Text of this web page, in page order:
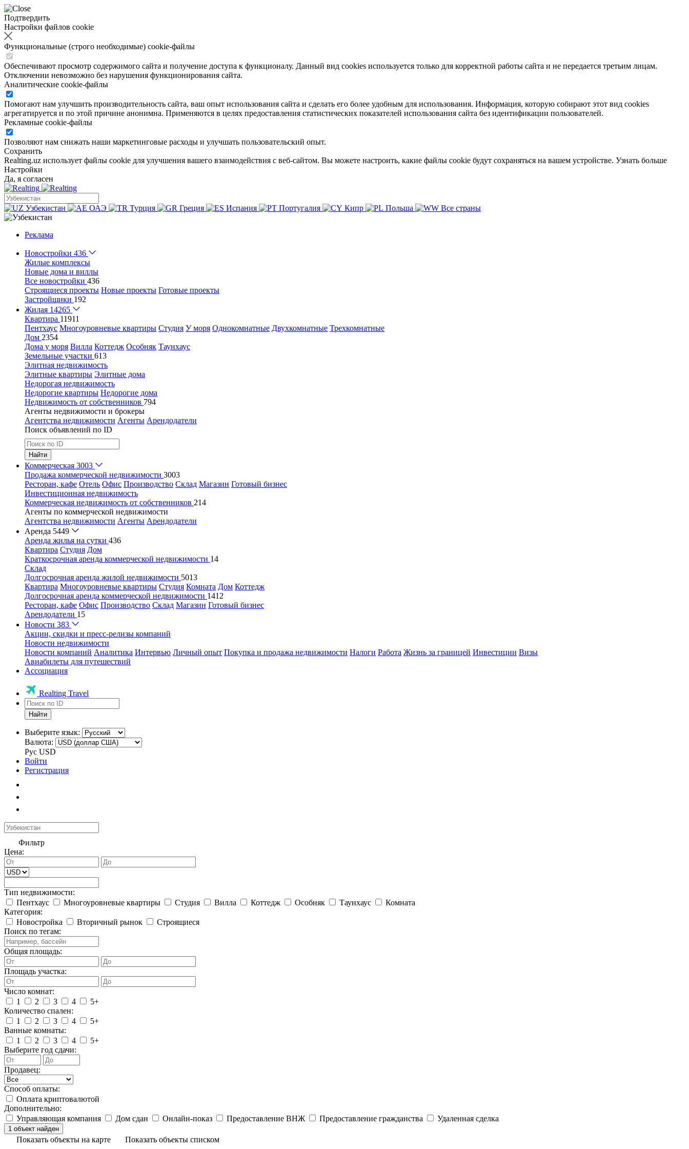
Подтвердить
Настройки файлов cookie
Функциональные (строго необходимые) cookie-файлы
Обеспечивают просмотр содержимого сайта и получение доступа к функционалу. Данный вид cookies используется только для корректной работы сайта и не передается третьим лицам.
Отключении невозможно без нарушения функционирования сайта.
Аналитические cookie-файлы
Помогают нам улучшить производительность сайта, ваш опыт использования сайта и сделать его более удобным для использования. Информация, которую собирают этот вид cookies
агрегатируется и по этой причине анонимна. Применяются в целях предоставления статистических показателей использования сайта без идентификации пользователей.
Рекламные cookie-файлы
Позволяют нам снижать наши маркетинговые расходы и улучшать пользовательский опыт.
Сохранить
Realting.uz использует файлы cookie для улучшения вашего взаимодействия с веб-сайтом. Вы можете настроить, какие файлы cookie будут сохраняться на вашем устройстве. Узнать больше
Настройки
Да, я согласен
Узбекистан ОАЭ Турция Греция Испания Португалия Кипр Польша Все страны
Реклама
Новостройки 436
Жилые комплексы
Новые дома и виллы
Все новостройки 436
Строящиеся проекты Новые проекты Готовые проекты
Застройщики 192
Жилая 14265
Квартира 11911
Пентхаус Многоуровневые квартиры Студия У моря Однокомнатные Двухкомнатные Трехкомнатные
Дом 2354
Дома у моря Вилла Коттедж Особняк Таунхаус
Земельные участки 613
Элитная недвижимость
Элитные квартиры Элитные дома
Недорогая недвижимость
Недорогие квартиры Недорогие дома
Недвижимость от собственников 794
Агенты недвижимости и брокеры
Агентства недвижимости Агенты Арендодатели
Поиск объявлений по ID
Найти
Коммерческая 3003
Продажа коммерческой недвижимости 3003
Ресторан, кафе Отель Офис Производство Склад Магазин Готовый бизнес
Инвестиционная недвижимость
Коммерческая недвижимость от собственников 214
Агенты по коммерческой недвижимости
Агентства недвижимости Агенты Арендодатели
Аренда 5449
Аренда жилья на сутки 436
Квартира Студия Дом
Краткосрочная аренда коммерческой недвижимости 14
Склад
Долгосрочная аренда жилой недвижимости 5013
Квартира Многоуровневые квартиры Студия Комната Дом Коттедж
Долгосрочная аренда коммерческой недвижимости 1412
Ресторан, кафе Офис Производство Склад Магазин Готовый бизнес
Арендодатели 15
Новости 383
Акции, скидки и пресс-релизы компаний
Новости недвижимости
Новости компаний Аналитика Интервью Личный опыт Покупка и продажа недвижимости Налоги Работа Жизнь за границей Инвестиции Визы
Авиабилеты для путешествий
Ассоциация
Realting Travel
Найти
Выберите язык:
Валюта:
Рус USD
Войти
Регистрация
Фильтр
Цена:
Тип недвижимости:
Пентхаус
Многоуровневые квартиры Студия Вилла Коттедж Особняк Таунхаус
Комната
Категория:
Новостройка
Вторичный рынок
Строящиеся
Поиск по тегам:
Общая площадь:
Площадь участка:
Число комнат:
1
2 3 4
5+
Количество спален:
1
2 3 4
5+
Ванные комнаты:
1
2 3 4
5+
Выберите год сдачи:
Продавец:
Способ оплаты:
Оплата криптовалютой
Дополнительно:
Управляющая компания
Дом сдан Онлайн-показ Предоставление ВНЖ Предоставление гражданства Удаленная сделка
Показать объекты на карте
Показать объекты списком